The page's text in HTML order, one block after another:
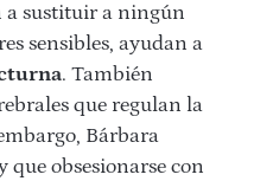
a sustituir a ningún
sensibles, ayudan a
. También
que regulan la
Bárbara
obsesionarse con